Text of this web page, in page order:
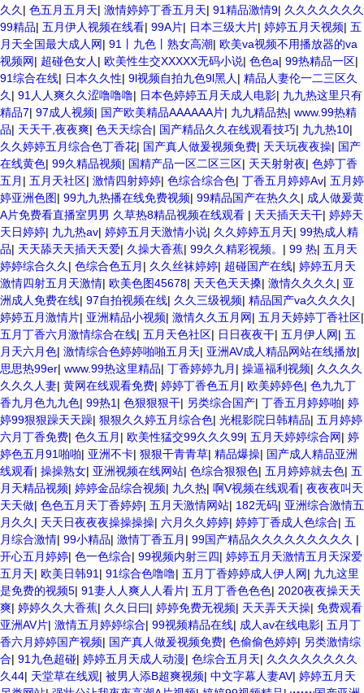
久久 | 色五月五月天| 激情婷婷丁香五月天| 91精品激情9| 久久久久久久久
99精品| 五月伊人视频在线看| 99A片| 日本三级大片| 婷婷五月天视频| 五
月天全国最大成人网| 91丨九色丨熟女高潮| 欧美va视频不用播放器的va
视频网| 超碰色女人 | 欧美性生交XXXXX无码小说| 色色a| 99热精品一区|
91综合在线| 日本久久性| 9l视频自拍九色9l黑人 | 精品人妻伦一二三区久
久 | 91人人爽久久涩噜噜噜| 日本色婷婷五月天成人电影| 九九热这里只有
精品7| 97成人视频| 国产欧美精品AAAAAA片| 九九精品热| www.99热精
品| 天天干,夜夜爽| 色天天综合| 国产精品久久在线观看技巧| 九九热10|
久久婷婷五月综合色丁香花| 国产真人做爰视频免费| 天天玩夜夜操| 国产
在线黄色| 99久精品视频| 国精产品一区二区三区| 天天射射夜| 色婷丁香
五月 | 五月天社区| 激情四射婷婷| 色综合综合色| 丁香五月婷婷Av| 五月婷
婷亚洲色图| 99九九热播在线免费视频| 99精品国产在热久久 | 成人做爰黄
A片免费看直播室男男 久草热8精品视频在线观看 | 天天插天天干| 婷婷天
天日婷婷| 九九热av| 婷婷五月天激情小说| 久久婷婷五月天| 99热成人精
品| 天天舔天天插天天爱| 久操大香蕉| 99久久精彩视频。 | 99 热| 五月天
婷婷综合久久 | 色综合色五月 | 久久丝袜婷婷| 超碰国产在线| 婷婷五月天
激情四射五月天激情| 欧美色图45678| 天天色天天搡| 激情久久久久 | 亚
洲成人免费在线| 97自拍视频在线| 久久三级视频| 精品国产va久久久久 |
婷婷五月激情片| 亚洲精品小视频| 激情久久五月网| 五月天婷婷丁香社区|
五月丁香六月激情综合在线| 五月天色社区| 日日夜夜干| 五月伊人网| 五
月天六月色| 激情综合色婷婷啪啪五月天| 亚洲AV成人精品网站在线播放|
思思热99er| www.99热这里精品| 丁香婷婷九月 | 操逼福利视频| 久久久久
久久久人妻| 黄网在线观看免费| 婷婷丁香色五月 | 欧美婷婷色| 色九九丁
香九月色九九色| 99热1 | 色狠狠狠干| 另类综合国产| 丁香五月婷婷啪| 婷
婷99狠狠躁天天躁| 狠狠久久婷五月综合色| 光棍影院日韩精品| 五月婷婷
六月丁香免费| 色久五月 | 欧美性猛交99久久久99| 五月天婷婷综合网| 婷
婷色五月91啪啪| 亚洲不卡| 狠狠干青青草| 精品爆操| 国产成人精品亚洲
线观看| 操操熟女| 亚洲视频在线网站| 色综合狠狠色| 五月婷婷就去色| 五
月天精品视频| 婷婷金品综合视频| 九久热| 啊V视频在线观看| 夜夜夜叫天
天天做| 色色五月天丁香婷婷| 五月天激情网站| 182无码| 亚洲综合激情五
月久久 | 天天日夜夜夜操操操操| 六月久久婷婷| 婷婷丁香成人色综合| 五
月综合激情| 99小精品| 激情丁香五月 | 99国产精品久久久久久久久久久 |
开心五月婷婷| 色一色综合| 99视频内射三四| 婷婷五月天激情五月天深爱
五月天| 欧美日韩91 | 91综合色噜噜| 五月丁香婷婷成人伊人网| 九九这里
是免费的视频5| 91妻人人爽人人看片| 五月丁香色色色| 2020夜夜操天天
爽| 婷婷久久大香蕉| 久久日曰| 婷婷免费无视频| 天天弄天天操| 免费观看
亚洲AV片| 激情五月婷婷综合| 99视频精品在线| 成人av在线电影| 五月丁
香六月婷婷国产视频| 国产真人做爰视频免费| 色偷偷色婷婷| 另类激情综
合| 91九色超碰| 婷婷五月天成人动漫| 色综合五月天| 久久久久久久久久
久44| 天堂草在线观| 被男人添B超爽视频| 中文字幕人妻AV| 婷婷五月天